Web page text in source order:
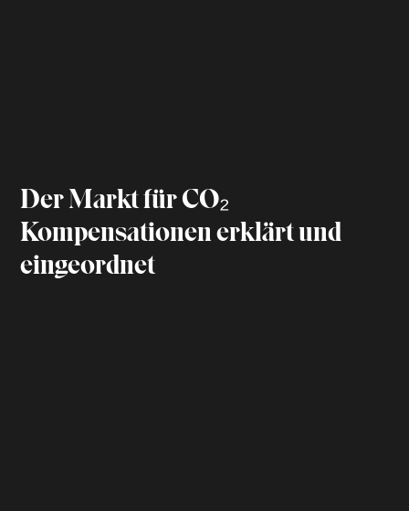
Der Markt für CO₂
Kompensationen erklärt und
eingeordnet